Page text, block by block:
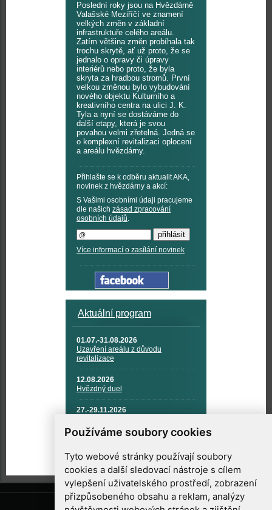
Používáme soubory cookies
Tyto webové stránky používají soubory
cookies a další sledovací nástroje s cílem
vylepšení uživatelského prostředí, zobrazení
přizpůsobeného obsahu a reklam, analýzy
Poslední roky jsou na Hvězdárně
Valašské Meziříčí ve znamení
velkých změn v základní
infrastruktuře celého areálu.
Zatím většina změn probíhala tak
trochu skrytě, ať už proto, že se
jednalo o opravy či úpravy
interiérů nebo proto, že byla
skryta za hradbou stromů. První
velkou změnou bylo vybudování
nového objektu Kulturního a
kreativního centra na ulici J. K.
Tyla a nyní se dostáváme do
další etapy, která je svou
povahou velmi zřetelná. Jedná se
o komplexní revitalizaci oplocení
a areálu hvězdárny.
Přihlašte se k odběru aktualit AKA,
novinek z hvězdárny a akcí:
S Vašimi osobními údaji pracujeme
dle našich zásad zpracování
osobních údajů.
Více informací o zasílání novinek
Aktuální program
01.07.-31.08.2026
Uzavření areálu z důvodu
revitalizace
12.08.2026
Hvězdný duel
27.-29.11.2026
TECHNIKA A KOSMICKÉ
TECHNOLOGIE